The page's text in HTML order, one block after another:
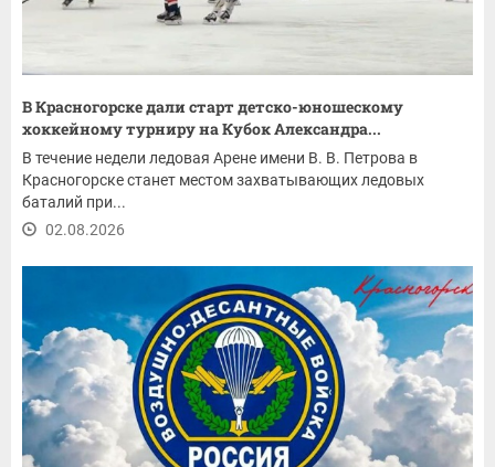
В Красногорске дали старт детско-юношескому
хоккейному турниру на Кубок Александра...
В течение недели ледовая Арене имени В. В. Петрова в
Красногорске станет местом захватывающих ледовых
баталий при...
02.08.2026